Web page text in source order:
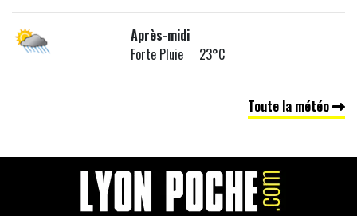
Après-midi
Forte Pluie 23°C
Toute la météo